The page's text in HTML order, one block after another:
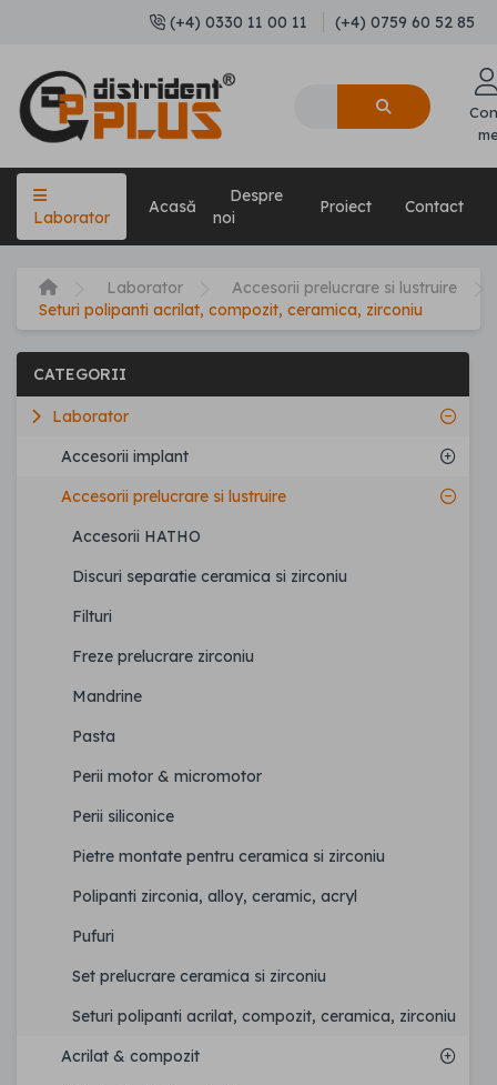
(+4) 0330 11 00 11 (+4) 0759 60 52 85
Laborator
Acasă
Despre
noi
Proiect Contact
Laborator
Accesorii prelucrare si lustruire
Seturi polipanti acrilat, compozit, ceramica, zirconiu
CATEGORII
Laborator
Accesorii implant
Accesorii prelucrare si lustruire
Accesorii HATHO
Discuri separatie ceramica si zirconiu
Filturi
Freze prelucrare zirconiu
Mandrine
Pasta
Perii motor & micromotor
Perii siliconice
Pietre montate pentru ceramica si zirconiu
Polipanti zirconia, alloy, ceramic, acryl
Pufuri
Set prelucrare ceramica si zirconiu
Seturi polipanti acrilat, compozit, ceramica, zirconiu
Acrilat & compozit